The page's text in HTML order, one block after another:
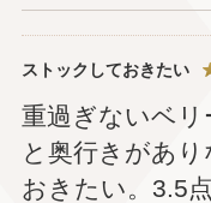
ストックしておきたい
重過ぎないベ
と奥行きがあ
おきたい。3.5